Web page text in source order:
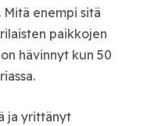
enempi sitä
paikkojen
hävinnyt kun 50
ja yrittänyt